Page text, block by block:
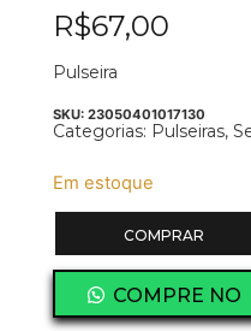
R$67,00
Pulseira
SKU: 23050401017130
Categorias: Pulseiras,
Em estoque
COMPRAR
COMPRE NO